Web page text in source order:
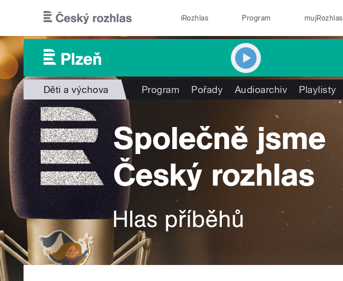
iRozhlas Program mujRozhlas
Děti a výchova Program Pořady Audioarchiv Playlisty